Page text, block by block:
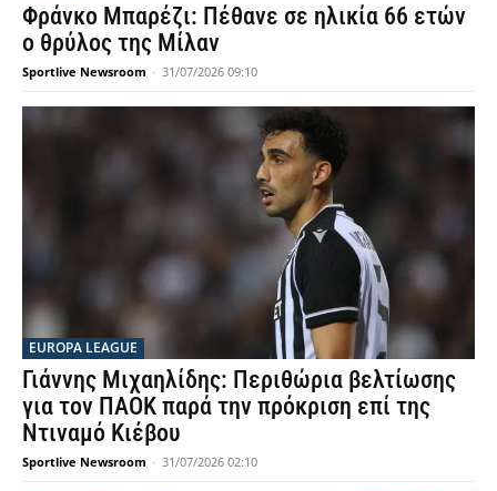
Φράνκο Μπαρέζι: Πέθανε σε ηλικία 66 ετών
ο θρύλος της Μίλαν
Sportlive Newsroom - 31/07/2026 09:10
EUROPA LEAGUE
Γιάννης Μιχαηλίδης: Περιθώρια βελτίωσης
για τον ΠΑΟΚ παρά την πρόκριση επί της
Ντιναμό Κιέβου
Sportlive Newsroom - 31/07/2026 02:10